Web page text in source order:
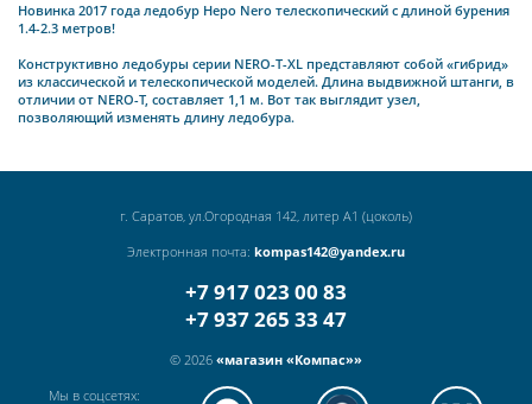
Новинка 2017 года ледобур Неро Nero телескопический с длиной бурения
1.4-2.3 метров!
Конструктивно ледобуры серии NERO-T-XL представляют собой «гибрид»
из классической и телескопической моделей. Длина выдвижной штанги, в
отличии от NERO-T, составляет 1,1 м. Вот так выглядит узел,
позволяющий изменять длину ледобура.
г. Саратов, ул.Огородная 142, литер А1 (цоколь)
Электронная почта: kompas142@yandex.ru
+7 917 023 00 83
+7 937 265 33 47
© 2026 «магазин «Компас»»
Мы в соцсетях: